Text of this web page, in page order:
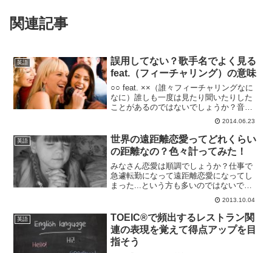
関連記事
英語
誤用してない？歌手名でよく見る
feat.（フィーチャリング）の意味
○○ feat. ××（誰々フィーチャリングなに
なに）誰しも一度は見たり聞いたりした
ことがあるのではないでしょうか？音楽
アーティストが別のアーティストとタッ
グを組んで楽曲を提供するときなんかに
「feat.」が使われたりします。しかし、
このフ...
2014.06.23
英語
世界の遠距離恋愛ってどれくらい
の距離なの？色々計ってみた！
みなさん恋愛は順調でしょうか？仕事で
急遽転勤になって遠距離恋愛になってし
まった...という方も多いのではないでし
ょうか。遠距離恋愛はさみしいものです
が、遠ざかるほど想いがつのり、会えな
い時間が愛を深めることにもなります。
ちなみに英語ではこの...
2013.10.04
英語
TOEIC®で頻出するレストラン関
連の表現を覚えて得点アップを目
指そう